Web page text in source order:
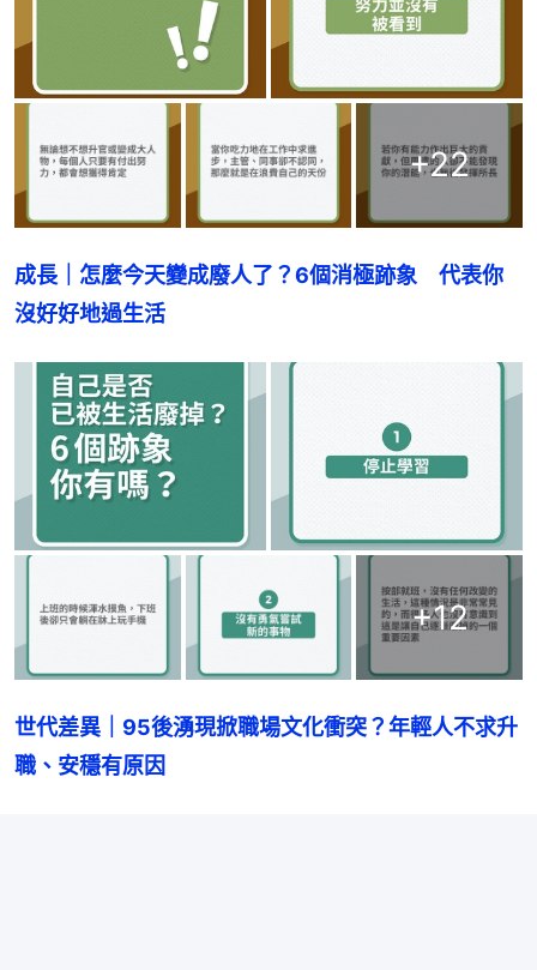
+22
成長｜怎麼今天變成廢人了？6個消極跡象　代表你
沒好好地過生活
+12
世代差異｜95後湧現掀職場文化衝突？年輕人不求升
職、安穩有原因